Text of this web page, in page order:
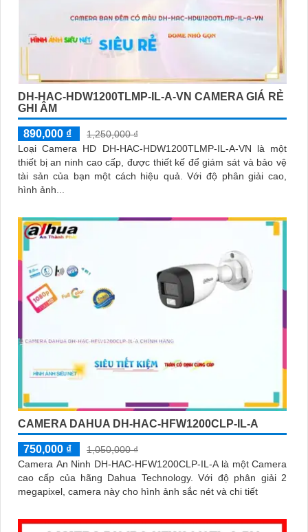
DH-HAC-HDW1200TLMP-IL-A-VN CAMERA GIÁ RẺ
GHI ÂM
890,000 ₫
1,250,000 ₫
Loại Camera HD DH-HAC-HDW1200TLMP-IL-A-VN là một
thiết bị an ninh cao cấp, được thiết kế để giám sát và bảo vệ
tài sản của bạn một cách hiệu quả. Với độ phân giải cao,
hình ảnh...
CAMERA DAHUA DH-HAC-HFW1200CLP-IL-A
750,000 ₫
1,050,000 ₫
Camera An Ninh DH-HAC-HFW1200CLP-IL-A là một Camera
cao cấp của hãng Dahua Technology. Với độ phân giải 2
megapixel, camera này cho hình ảnh sắc nét và chi tiết